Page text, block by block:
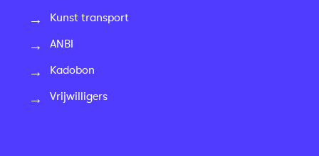
Kunst transport
ANBI
Kadobon
Vrijwilligers